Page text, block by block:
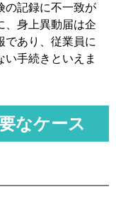
の記録に不一致が
、身上異動届は企
であり、従業員に
い手続きといえま
なケース